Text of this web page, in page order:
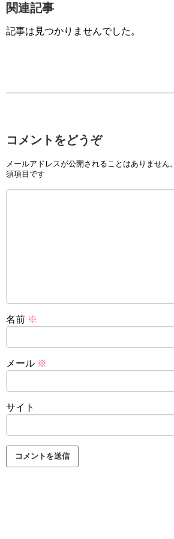
関連記事
記事は見つかりませんでした。
コメントをどうぞ
メールアドレスが公開されることはありません。
須項目です
名前 ※
メール ※
サイト